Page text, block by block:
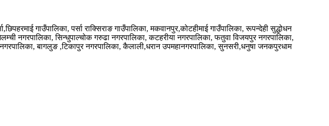
गाउँपालिका, पर्सा राक्सिराङ गाउँपालिका, मकवानपुर,कोटहीमाई गाउँपालिका, रूपन्देही सुद्धोधन
नगरपालिका, सिन्धुपाल्चोक गरुढा नगरपालिका, कटहरीया नगरपालिका, फतुवा विजयपुर नगरपालिका,
बागलुङ ,टिकापुर नगरपालिका, कैलाली,धरान उपमहानगरपालिका, सुनसरी,धनुषा जनकपुरधाम